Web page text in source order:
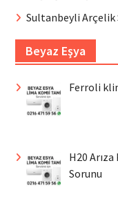
Sultanbeyli Arçelik
Beyaz Eşya
Ferroli
H20
Sorunu